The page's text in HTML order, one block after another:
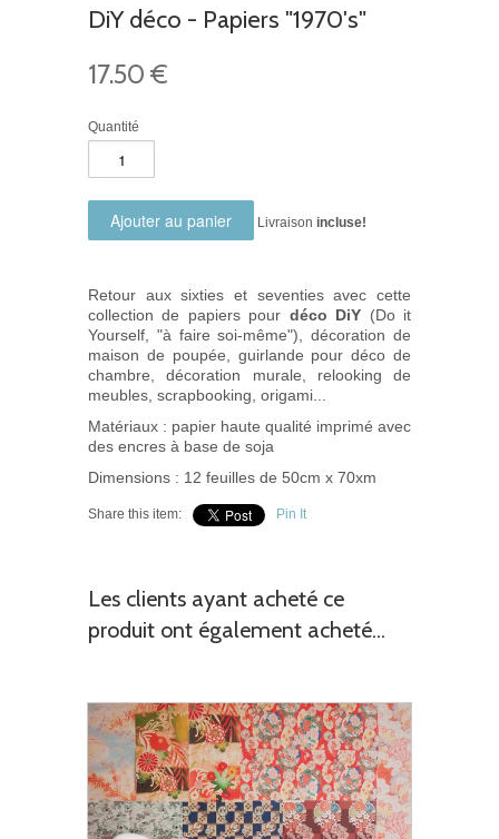
DiY déco - Papiers "1970's"
17.50 €
Quantité
Livraison incluse!
Retour aux sixties et seventies avec cette
collection de papiers pour déco DiY (Do it
Yourself, "à faire soi-même"), décoration de
maison de poupée, guirlande pour déco de
chambre, décoration murale, relooking de
meubles, scrapbooking, origami...
Matériaux : papier haute qualité imprimé avec
des encres à base de soja
Dimensions : 12 feuilles de 50cm x 70xm
Share this item: Pin It
Les clients ayant acheté ce
produit ont également acheté...